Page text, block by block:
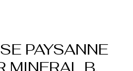
PAYSANNE